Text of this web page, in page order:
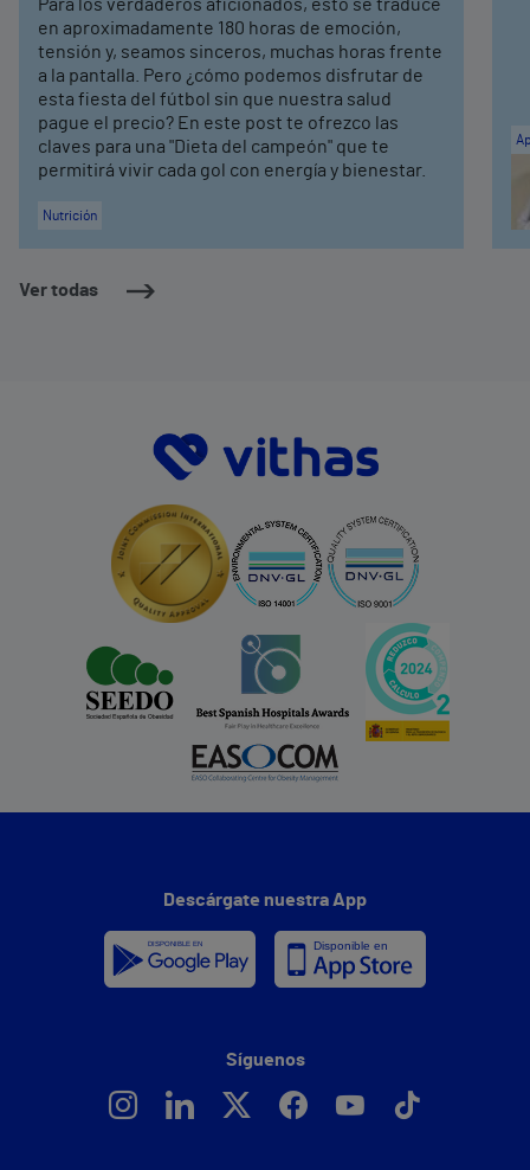
Ver todas
Para los verdaderos aficionados, esto se traduce
en aproximadamente 180 horas de emoción,
tensión y, seamos sinceros, muchas horas frente
a la pantalla. Pero ¿cómo podemos disfrutar de
esta fiesta del fútbol sin que nuestra salud
pague el precio? En este post te ofrezco las
claves para una "Dieta del campeón" que te
permitirá vivir cada gol con energía y bienestar.
Nutrición
Descárgate nuestra App
Síguenos